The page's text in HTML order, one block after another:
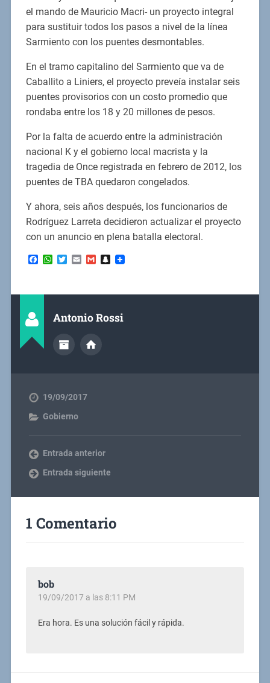
el mando de Mauricio Macri- un proyecto integral
para sustituir todos los pasos a nivel de la línea
Sarmiento con los puentes desmontables.
En el tramo capitalino del Sarmiento que va de
Caballito a Liniers, el proyecto preveía instalar seis
puentes provisorios con un costo promedio que
rondaba entre los 18 y 20 millones de pesos.
Por la falta de acuerdo entre la administración
nacional K y el gobierno local macrista y la
tragedia de Once registrada en febrero de 2012, los
puentes de TBA quedaron congelados.
Y ahora, seis años después, los funcionarios de
Rodríguez Larreta decidieron actualizar el proyecto
con un anuncio en plena batalla electoral.
Facebook
WhatsApp
Twitter
EmailGmailSnapchat
Antonio Rossi
19/09/2017
Gobierno
Entrada anterior
Entrada siguiente
1 Comentario
bob
19/09/2017 a las 8:11 PM
Era hora. Es una solución fácil y rápida.